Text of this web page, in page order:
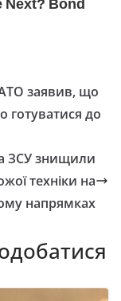
заявив, що
до
ЗСУ знищили
техніки на
напрямках